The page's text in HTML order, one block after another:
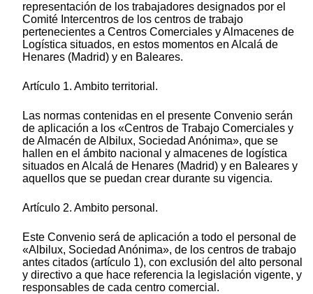
representación de los trabajadores designados por el
Comité Intercentros de los centros de trabajo
pertenecientes a Centros Comerciales y Almacenes de
Logística situados, en estos momentos en Alcalá de
Henares (Madrid) y en Baleares.
Artículo 1. Ambito territorial.
Las normas contenidas en el presente Convenio serán
de aplicación a los «Centros de Trabajo Comerciales y
de Almacén de Albilux, Sociedad Anónima», que se
hallen en el ámbito nacional y almacenes de logística
situados en Alcalá de Henares (Madrid) y en Baleares y
aquellos que se puedan crear durante su vigencia.
Artículo 2. Ambito personal.
Este Convenio será de aplicación a todo el personal de
«Albilux, Sociedad Anónima», de los centros de trabajo
antes citados (artículo 1), con exclusión del alto personal
y directivo a que hace referencia la legislación vigente, y
responsables de cada centro comercial.